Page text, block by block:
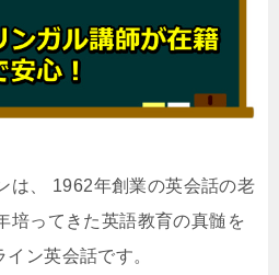
は、 1962年創業の英会話の老
培ってきた英語教育の真髄を
ン英会話です。